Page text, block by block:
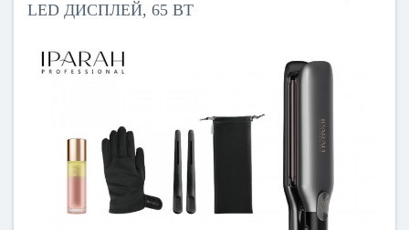
LED ДИСПЛЕЙ, 65 ВТ